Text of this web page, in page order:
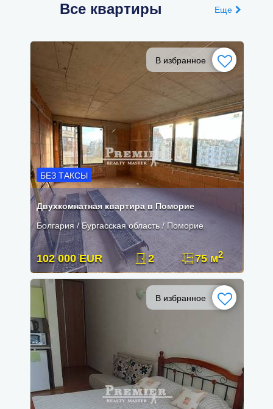
Еще
Все квартиры
В избранное
БЕЗ ТАКСЫ
Двухкомнатная квартира в Поморие
Болгария / Бургасская область / Поморие
102 000 EUR 2 75 м2
В избранное